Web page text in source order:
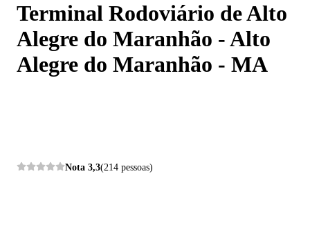
Terminal Rodoviário de Alto
Alegre do Maranhão - Alto
Alegre do Maranhão - MA
Nota 3,3(214 pessoas)